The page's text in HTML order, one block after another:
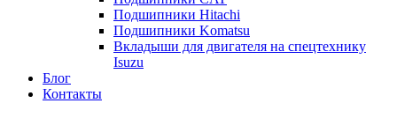
Подшипники Hitachi
Подшипники Komatsu
Вкладыши для двигателя на спецтехнику
Isuzu
Блог
Контакты